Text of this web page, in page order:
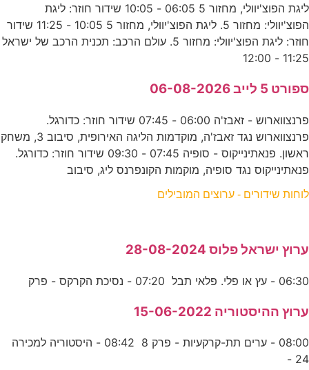
ליגת הפוצ'יוולי, מחזור 5 06:05 - 10:05 שידור חוזר: ליגת
הפוצ'יוולי: מחזור 5. ליגת הפוצ'יוולי, מחזור 5 10:05 - 11:25 שידור
חוזר: ליגת הפוצ'יוולי: מחזור 5. עולם הרכב: תכנית הרכב של ישראל
11:25 - 12:00
ספורט 5 לייב 06-08-2026
פרנצווארוש - זאבז'ה 06:00 - 07:45 שידור חוזר: כדורגל.
פרנצווארוש נגד זאבז'ה, מוקדמות הליגה האירופית, סיבוב 3, משחק
ראשון. פנאתינייקוס - סופיה 07:45 - 09:30 שידור חוזר: כדורגל.
פנאתינייקוס נגד סופיה, מוקמות הקונפרנס ליג, סיבוב
לוחות שידורים - ערוצים המובילים
ערוץ ישראל פלוס 28-08-2024
06:30 - עץ או פלי. פלאי תבל 07:20 - נסיכת הקרקס - פרק
ערוץ ההיסטוריה 15-06-2022
08:00 - ערים תת-קרקעיות - פרק 8 08:42 - היסטוריה למכירה
24 -